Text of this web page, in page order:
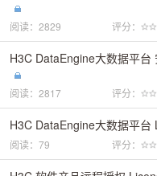
阅读：2829 评分：
H3C DataEngine大数据平
阅读：2817 评分：
H3C DataEngine大数据平
阅读：79 评分：